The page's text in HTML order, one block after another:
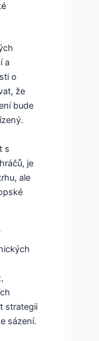
a
o
že
bude
s
je
ale
,
strategii
sázení.